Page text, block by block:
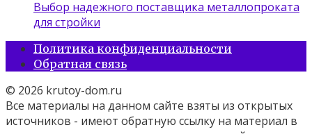
Выбор надежного поставщика металлопроката
для стройки
Политика конфиденциальности
Обратная связь
© 2026 krutoy-dom.ru
Все материалы на данном сайте взяты из открытых
источников - имеют обратную ссылку на материал в